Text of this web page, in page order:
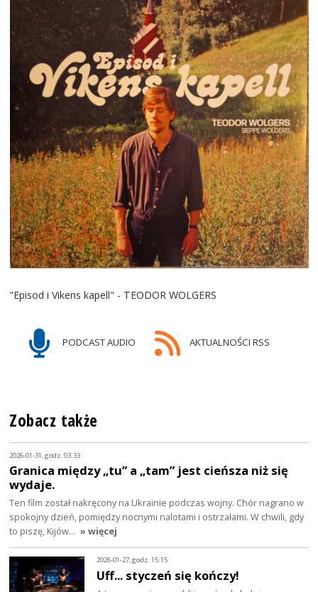
"Episod i Vikens kapell" - TEODOR WOLGERS
PODCAST AUDIO AKTUALNOŚCI RSS
Zobacz także
2026-01-31, godz. 03:33
Granica między „tu” a „tam” jest cieńsza niż się
wydaje.
Ten film został nakręcony na Ukrainie podczas wojny. Chór nagrano w
spokojny dzień, pomiędzy nocnymi nalotami i ostrzałami. W chwili, gdy
to piszę, Kijów… » więcej
2026-01-27, godz. 15:15
Uff... styczeń się kończy!